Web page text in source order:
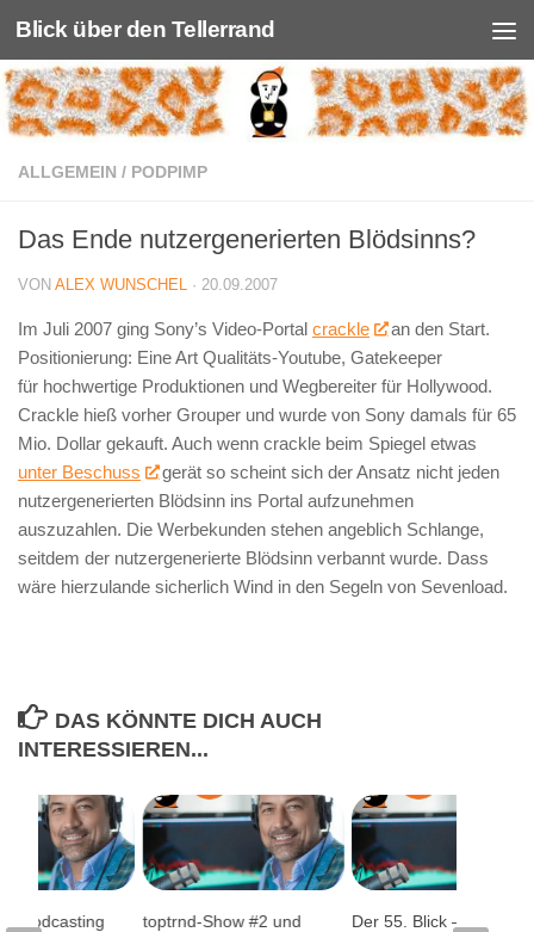
Unter dem Inhalt
Blick über den Tellerrand
ALLGEMEIN / PODPIMP
Das Ende nutzergenerierten Blödsinns?
VON ALEX WUNSCHEL · 20.09.2007
Im Juli 2007 ging Sony’s Video-Portal crackle
an den Start.
Positionierung: Eine Art Qualitäts-Youtube, Gatekeeper
für hochwertige Produktionen und Wegbereiter für Hollywood.
Crackle hieß vorher Grouper und wurde von Sony damals für 65
Mio. Dollar gekauft. Auch wenn crackle beim Spiegel etwas
unter Beschuss
gerät so scheint sich der Ansatz nicht jeden
nutzergenerierten Blödsinn ins Portal aufzunehmen
auszuzahlen. Die Werbekunden stehen angeblich Schlange,
seitdem der nutzergenerierte Blödsinn verbannt wurde. Dass
wäre hierzulande sicherlich Wind in den Segeln von Sevenload.
DAS KÖNNTE DICH AUCH
INTERESSIEREN...
toptrnd-Show #2 und
Der 55. Blick –
Podcasting